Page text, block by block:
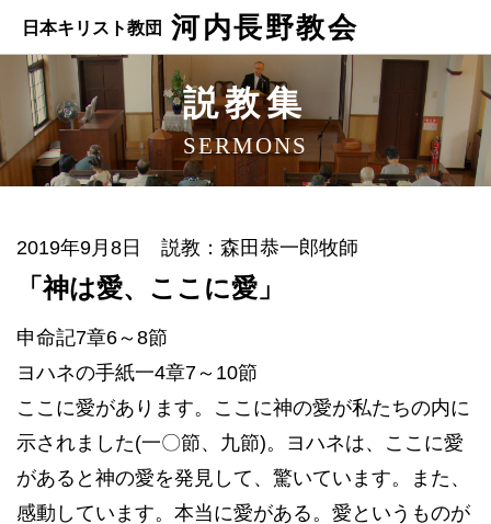
日本キリスト教団 河内長野教会
説教集
SERMONS
2019年9月8日 説教：森田恭一郎牧師
「神は愛、ここに愛」
申命記7章6～8節
ヨハネの手紙一4章7～10節
ここに愛があります。ここに神の愛が私たちの内に
示されました(一〇節、九節)。ヨハネは、ここに愛
があると神の愛を発見して、驚いています。また、
感動しています。本当に愛がある。愛というものが